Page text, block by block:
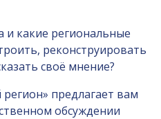
и какие региональные
реконструировать
своё мнение?
предлагает вам
обсуждении